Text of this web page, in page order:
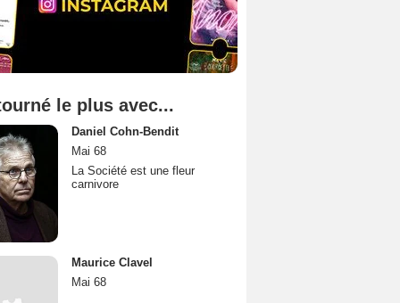
le plus avec...
Daniel Cohn-Bendit
Mai 68
La Société est une fleur
carnivore
Maurice Clavel
Mai 68